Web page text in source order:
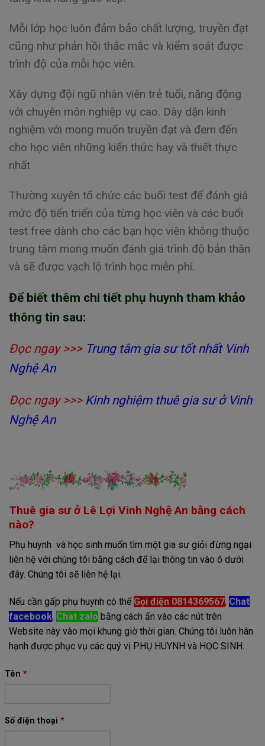
Mỗi lớp học luôn đảm bảo chất lượng, truyền đạt
cũng như phản hồi thắc mắc và kiểm soát được
trình độ của mỗi học viên.
Xây dựng đội ngũ nhân viên trẻ tuổi, năng động
với chuyên môn nghiệp vụ cao. Dày dặn kinh
nghiệm với mong muốn truyền đạt và đem đến
cho học viên những kiến thức hay và thiết thực
nhất
Thường xuyên tổ chức các buổi test để đánh giá
mức độ tiến triển của từng học viên và các buổi
test free dành cho các bạn học viên không thuộc
trung tâm mong muốn đánh giá trình độ bản thân
và sẽ được vạch lộ trình học miễn phí.
Để biết thêm chi tiết phụ huynh tham khảo
thông tin sau:
Đọc ngay >>>Trung tâm gia sư tốt nhất Vinh
Nghệ An
Đọc ngay >>>Kinh nghiệm thuê gia sư ở Vinh
Nghệ An
Thuê gia sư ở Lê Lợi Vinh Nghệ An bằng cách
nào?
Phụ huynh và học sinh muốn tìm một gia sư giỏi đừng ngại
liên hệ với chúng tôi bằng cách để lại thông tin vào ô dưới
đây. Chúng tôi sẽ liên hệ lại.
Nếu cần gấp phụ huynh có thể Gọi điện 0814369567, Chat
facebook, Chat zalo bằng cách ấn vào các nút trên
Website này vào mọi khung giờ thời gian. Chúng tôi luôn hân
hạnh được phục vụ các quý vị PHỤ HUYNH và HỌC SINH.
Tên *
Số điện thoại *